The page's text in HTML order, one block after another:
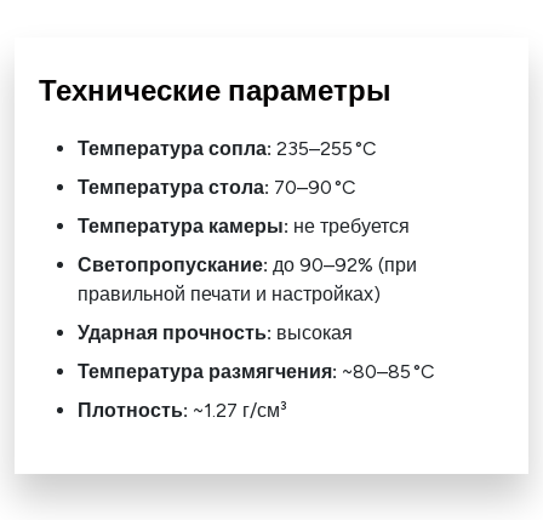
Технические параметры
Температура сопла: 235–255 °C
Температура стола: 70–90 °C
Температура камеры: не требуется
Светопропускание: до 90–92% (при
правильной печати и настройках)
Ударная прочность: высокая
Температура размягчения: ~80–85 °C
Плотность: ~1.27 г/см³